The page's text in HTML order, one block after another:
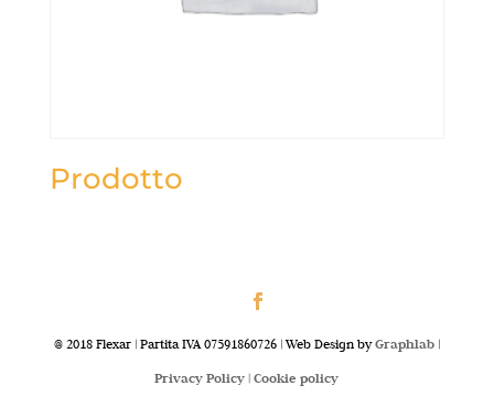
Prodotto
@ 2018 Flexar | Partita IVA 07591860726 | Web Design byGraphlab|
Privacy Policy |Cookie policy